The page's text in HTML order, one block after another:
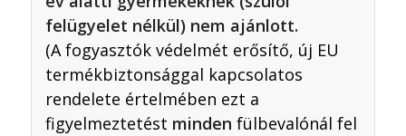
felügyelet nélkül) nem ajánlott.
(A fogyasztók védelmét erősítő, új EU
termékbiztonsággal kapcsolatos
rendelete értelmében ezt a
figyelmeztetést minden fülbevalónál fel